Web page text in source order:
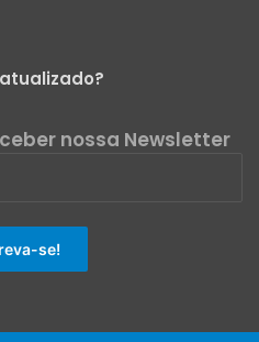
nossa Newsletter